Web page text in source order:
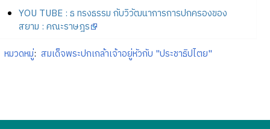
YOU TUBE : ธ ทรงธรรม กับวิวัฒนาการการปกครองของ
สยาม : คณะราษฎร
หมวดหมู่: สมเด็จพระปกเกล้าเจ้าอยู่หัวกับ "ประชาธิปไตย"